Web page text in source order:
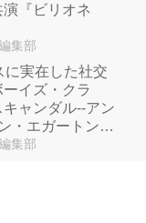
『ビリオネ
集部
に実在した社交
イズ・クラ
ャンダル--アン
・エガートン初
集部